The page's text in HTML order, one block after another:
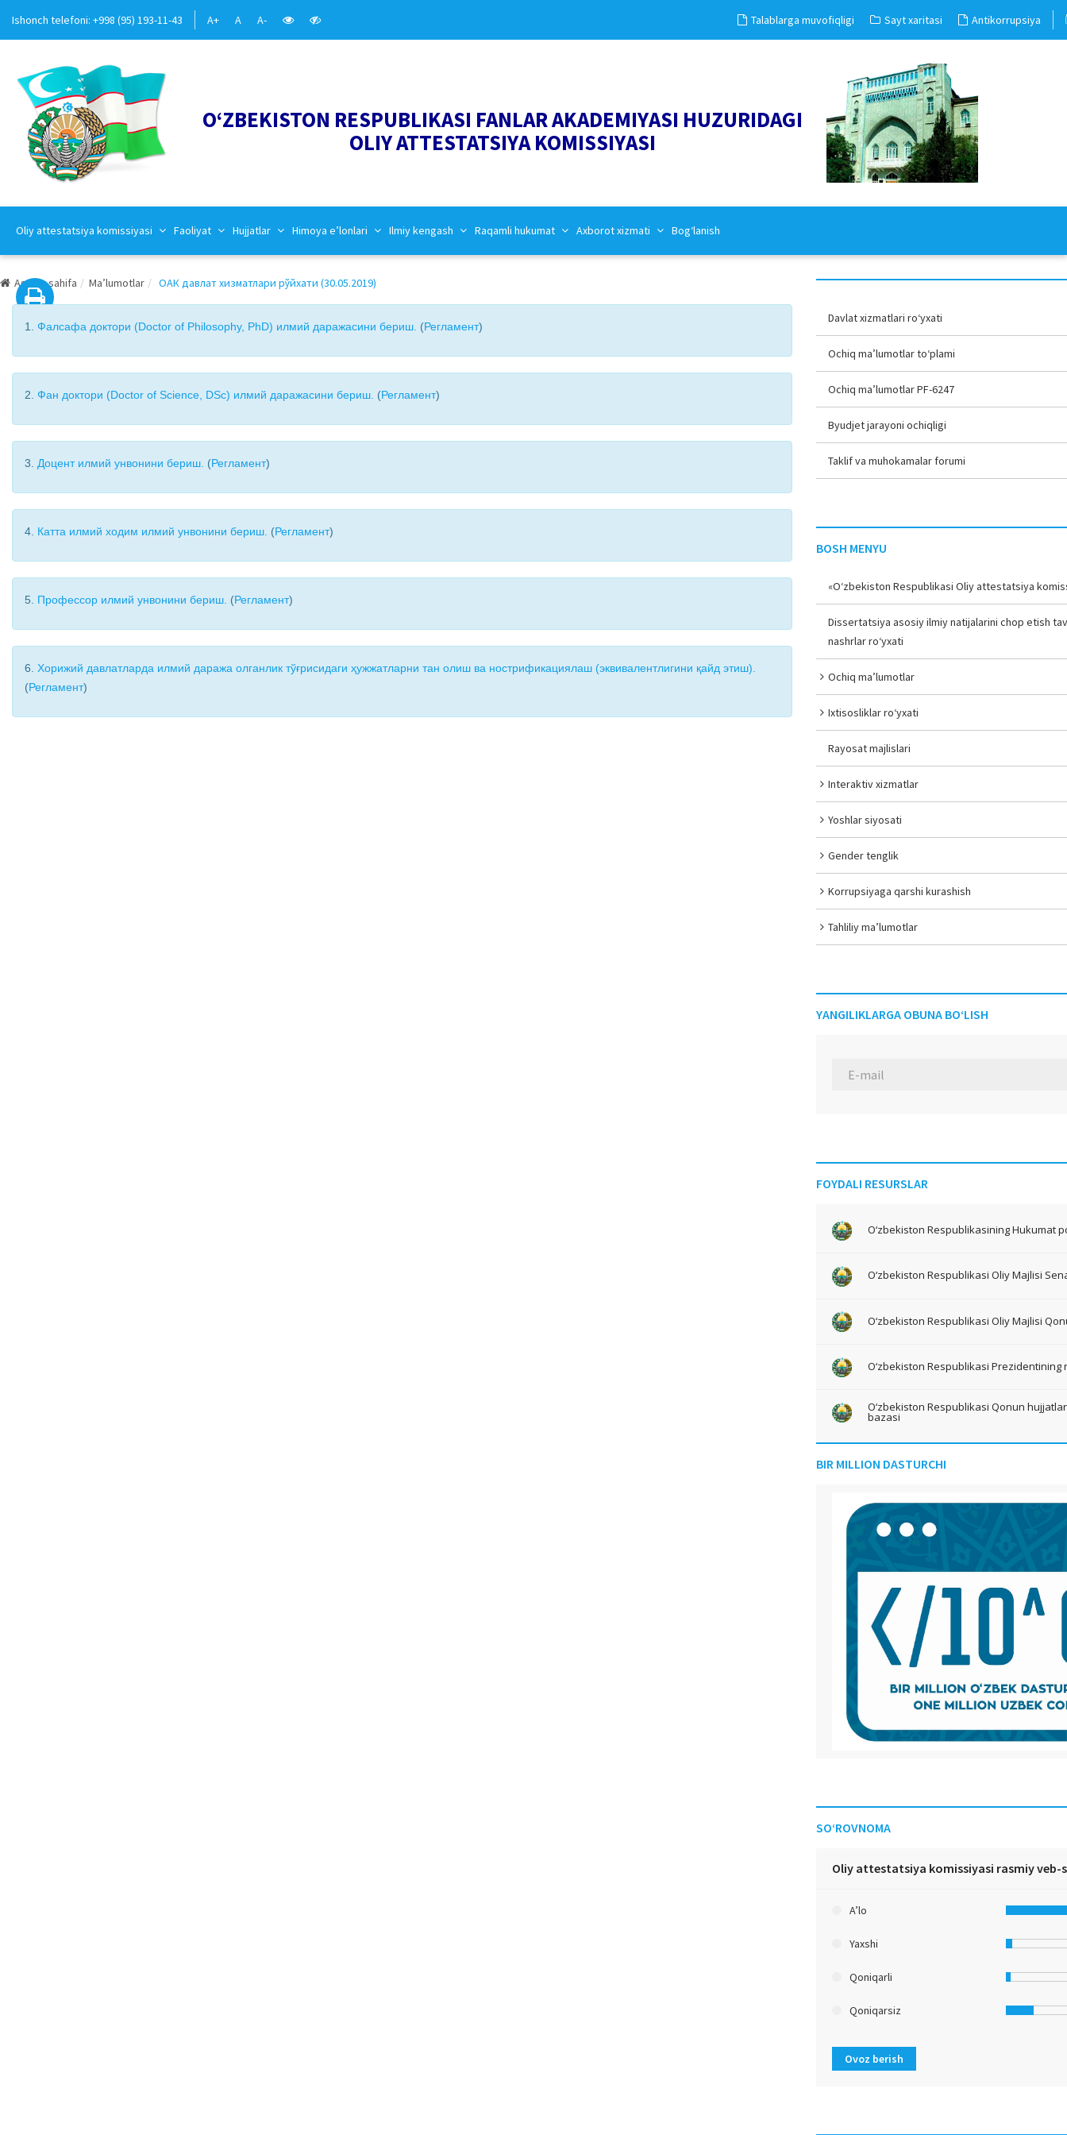
Ishonch telefoni: +998 (95) 193-11-43 A+ A A- Talablarga muvofiqligi Sayt xaritasi Antikorrupsiya
O‘ZBEKISTON RESPUBLIKASI FANLAR AKADEMIYASI HUZURIDAGI
OLIY ATTESTATSIYA KOMISSIYASI
Oliy attestatsiya komissiyasi Faoliyat Hujjatlar Himoya e’lonlari Ilmiy kengash Raqamli hukumat Axborot xizmati Bog‘lanish
Asosiy sahifa Ma’lumotlar ОАК давлат хизматлари рўйхати (30.05.2019)
1. Фалсафа доктори (Doctor of Philosophy, PhD) илмий даражасини бериш. (Регламент)
2. Фан доктори (Doctor of Science, DSc) илмий даражасини бериш. (Регламент)
3. Доцент илмий унвонини бериш. (Регламент)
4. Катта илмий ходим илмий унвонини бериш. (Регламент)
5. Профессор илмий унвонини бериш. (Регламент)
6. Хорижий давлатларда илмий даража олганлик тўғрисидаги ҳужжатларни тан олиш ва нострификациялаш (эквивалентлигини қайд этиш).
(Регламент)
Davlat xizmatlari ro‘yxati
Ochiq ma’lumotlar to‘plami
Ochiq ma’lumotlar PF-6247
Byudjet jarayoni ochiqligi
Taklif va muhokamalar forumi
BOSH MENYU
«O‘zbekiston Respublikasi Oliy attestatsiya
Dissertatsiya asosiy ilmiy natijalarini chop etish
nashrlar ro‘yxati
Ochiq ma’lumotlar
Ixtisosliklar ro‘yxati
Rayosat majlislari
Interaktiv xizmatlar
Yoshlar siyosati
Gender tenglik
Korrupsiyaga qarshi kurashish
Tahliliy ma’lumotlar
YANGILIKLARGA OBUNA BO‘LISH
FOYDALI RESURSLAR
O‘zbekiston Respublikasining Hukumat
O‘zbekiston Respublikasi Oliy Majlisi
O‘zbekiston Respublikasi Oliy Majlisi
O‘zbekiston Respublikasi Prezidentining
O‘zbekiston Respublikasi Qonun
bazasi
BIR MILLION DASTURCHI
SO‘ROVNOMA
Oliy attestatsiya komissiyasi rasmiy
A’lo
Yaxshi
Qoniqarli
Qoniqarsiz
Ovoz berish